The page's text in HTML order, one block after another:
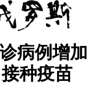
病例增
接种疫苗